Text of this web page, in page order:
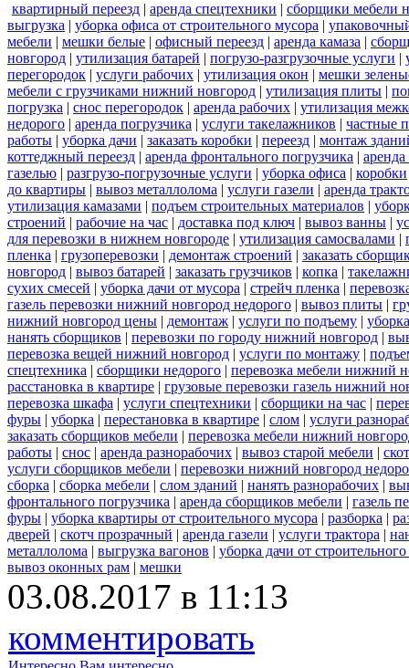
квартирный переезд | аренда спецтехники | сборщики мебели
выгрузка | уборка офиса от строительного мусора |
мебели | мешки белые | офисный переезд | аренда камаза |
новгород | утилизация батарей | погрузо-разгрузочные услуги |
перегородок | услуги рабочих | утилизация окон | мешки
мебели с грузчиками нижний новгород | утилизация плиты |
погрузка | снос перегородок | аренда рабочих | утилизация
недорого | аренда погрузчика | услуги такелажников | частные
работы | уборка дачи | заказать коробки | переезд | монтаж
коттеджный переезд | аренда фронтального погрузчика |
газелью | разгрузо-погрузочные услуги | уборка офиса | коробки
до квартиры | вывоз металлолома | услуги газели | аренда
утилизация камазами | подъем строительных материалов |
строений | рабочие на час | доставка под ключ | вывоз ванны |
для перевозки в нижнем новгороде | утилизация самосвалами |
пленка | грузоперевозки | демонтаж строений | заказать
новгород | вывоз батарей | заказать грузчиков | копка |
сухих смесей | уборка дачи от мусора | стрейч пленка |
газель перевозки нижний новгород недорого | вывоз плиты |
нижний новгород цены | демонтаж | услуги по подъему |
нанять сборщиков | перевозки по городу нижний новгород |
перевозка вещей нижний новгород | услуги по монтажу |
спецтехника | сборщики недорого | перевозка мебели нижний
расстановка в квартире | грузовые перевозки газель нижний
перевозка шкафа | услуги спецтехники | сборщики на час |
фуры | уборка | перестановка в квартире | слом | услуги
заказать сборщиков мебели | перевозка мебели нижний
работы | снос | аренда разнорабочих | вывоз старой мебели |
услуги сборщиков мебели | перевозки нижний новгород
сборка | сборка мебели | слом зданий | нанять разнорабочих |
фронтального погрузчика | аренда сборщиков мебели | газель
фуры | уборка квартиры от строительного мусора | разборка |
дверей | скотч прозрачный | аренда газели | услуги трактора |
металлолома | выгрузка вагонов | уборка дачи от
вывоз оконных рам | мешки
03.08.2017 в 11:13
комментировать